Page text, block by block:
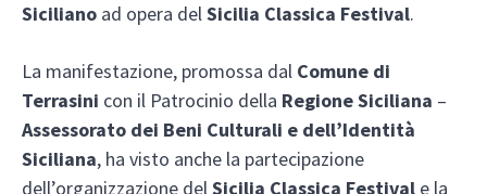
Siciliano ad opera delSicilia Classica Festival.
La manifestazione, promossa dal Comune di
Terrasini con il Patrocinio della Regione Siciliana –
Assessorato dei Beni Culturali e dell’Identità
Siciliana, ha visto anche la partecipazione
dell’organizzazione delSicilia Classica Festival e la